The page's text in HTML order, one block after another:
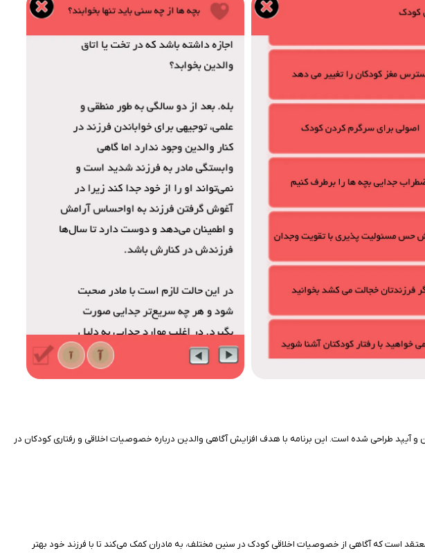
آیپد طراحی شده است. این برنامه با هدف افزایش آگاهی والدین درباره خصوصیات اخلاقی و رفتاری کودکان در
است که آگاهی از خصوصیات اخلاقی کودک در سنین مختلف، به مادران کمک می‌کند تا با فرزند خود بهتر